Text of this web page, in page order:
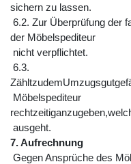
sichern zu lassen.
6.2. Zur Überprüfung der
der Möbelspediteur
nicht verpflichtet.
6.3.
Möbelspediteur
ausgeht.
7. Aufrechnung
Gegen Ansprüche des